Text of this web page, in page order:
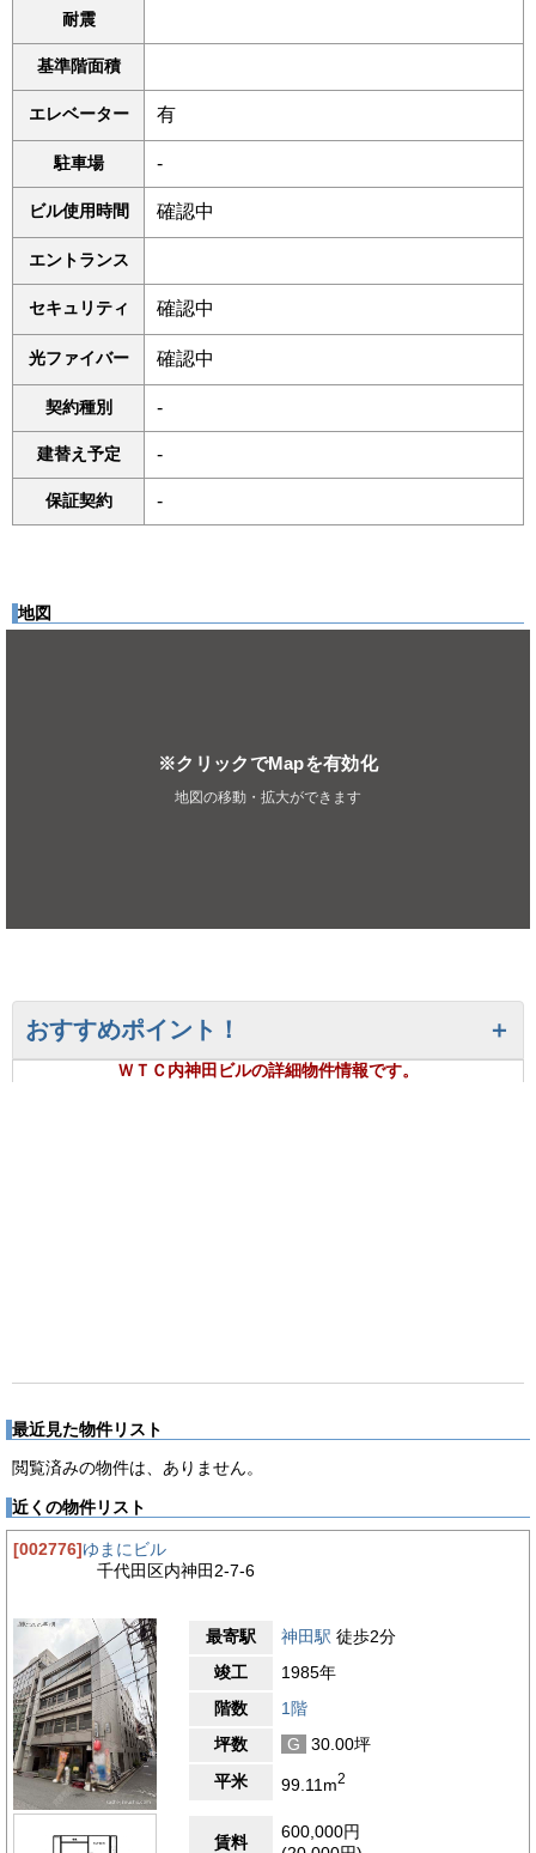
耐震
基準階面積
エレベーター 有
駐車場 -
ビル使用時間 確認中
エントランス
セキュリティ 確認中
光ファイバー 確認中
契約種別 -
建替え予定 -
保証契約 -
地図
※クリックでMapを有効化
地図の移動・拡大ができます
おすすめポイント！
ＷＴＣ内神田ビルの詳細物件情報です。
最近見た物件リスト
閲覧済みの物件は、ありません。
近くの物件リスト
[002776]ゆまにビル
千代田区内神田2-7-6
最寄駅 神田駅 徒歩2分
竣工
1985年
階数
1階
坪数
G
30.00坪
平米
99.11m2
賃料
600,000円